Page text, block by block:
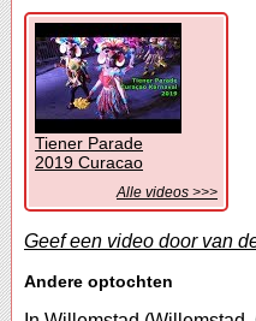
Tiener Parade
2019 Curacao
Alle videos >>>
Geef een video door van
Andere optochten